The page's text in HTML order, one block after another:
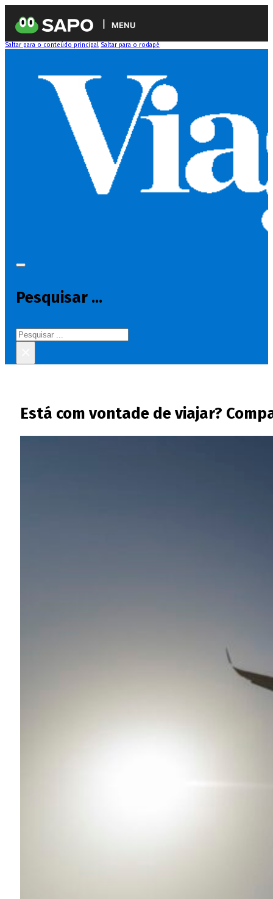
MENU
Saltar para o conteúdo principal Saltar para o rodapé
Pesquisar ...
Pesquisar
Está com vontade de viajar?